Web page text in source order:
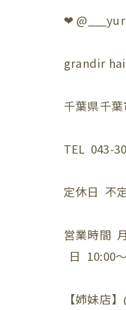
❤︎
grandir
千葉県千
TEL 043-
定休日 不
営業時間
日 10:00
【姉妹店